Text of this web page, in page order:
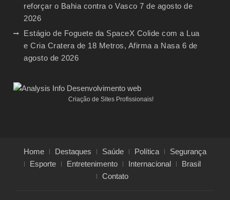
reforçar o Bahia contra o Vasco 7 de agosto de
2026
Estágio de Foguete da SpaceX Colide com a Lua
e Cria Cratera de 18 Metros, Afirma a Nasa 6 de
agosto de 2026
Criação de Sites Profissionais!
Home Destaques Saúde Política
Segurança
Esporte
Entretenimento Internacional
Brasil
Contato